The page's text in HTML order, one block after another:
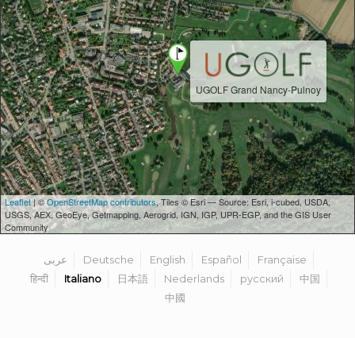
UGOLF Grand Nancy-Pulnoy
Leaflet| ©OpenStreetMap contributors, Tiles © Esri — Source: Esri, i-cubed, USDA,
USGS, AEX, GeoEye, Getmapping, Aerogrid, IGN, IGP, UPR-EGP, and the GIS User
Community
عربى Deutsche English Español
Française
हिन्दी
Italiano 日本語 Nederlands русский
中国
中國